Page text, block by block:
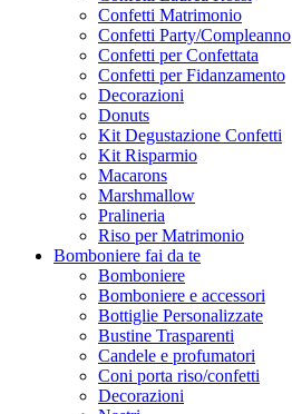
Confetti Matrimonio
Confetti Party/Compleanno
Confetti per Confettata
Confetti per Fidanzamento
Decorazioni
Donuts
Kit Degustazione Confetti
Kit Risparmio
Macarons
Marshmallow
Pralineria
Riso per Matrimonio
Bomboniere fai da te
Bomboniere
Bomboniere e accessori
Bottiglie Personalizzate
Bustine Trasparenti
Candele e profumatori
Coni porta riso/confetti
Decorazioni